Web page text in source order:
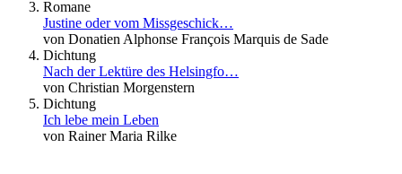
Romane
Justine oder vom Missgeschick…
von Donatien Alphonse François Marquis de Sade
Dichtung
Nach der Lektüre des Helsingfo…
von Christian Morgenstern
Dichtung
Ich lebe mein Leben
von Rainer Maria Rilke